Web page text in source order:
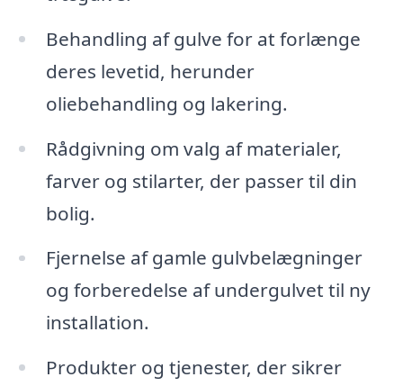
Behandling af gulve for at forlænge
deres levetid, herunder
oliebehandling og lakering.
Rådgivning om valg af materialer,
farver og stilarter, der passer til din
bolig.
Fjernelse af gamle gulvbelægninger
og forberedelse af undergulvet til ny
installation.
Produkter og tjenester, der sikrer